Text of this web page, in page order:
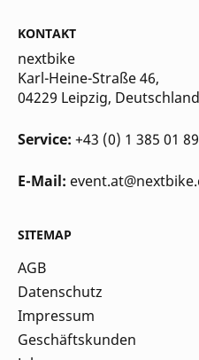
KONTAKT
nextbike
Karl-Heine-Straße 46,
04229 Leipzig, Deutschland
Service: +43 (0) 1 385 01 89
E-Mail:
SITEMAP
AGB
Datenschutz
Impressum
Geschäftskunden